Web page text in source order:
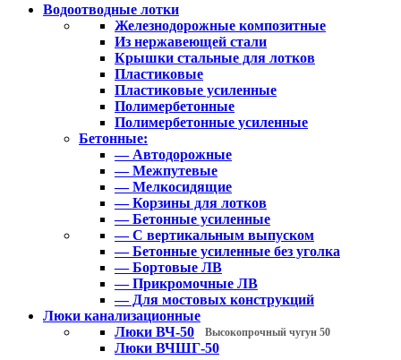
Водоотводные лотки
Железнодорожные композитные
Из нержавеющей стали
Крышки стальные для лотков
Пластиковые
Пластиковые усиленные
Полимербетонные
Полимербетонные усиленные
Бетонные:
— Автодорожные
— Межпутевые
— Мелкосидящие
— Корзины для лотков
— Бетонные усиленные
— С вертикальным выпуском
— Бетонные усиленные без уголка
— Бортовые ЛВ
— Прикромочные ЛВ
— Для мостовых конструкций
Люки канализационные
Люки ВЧ-50
Высокопрочный чугун 50
Люки ВЧШГ-50